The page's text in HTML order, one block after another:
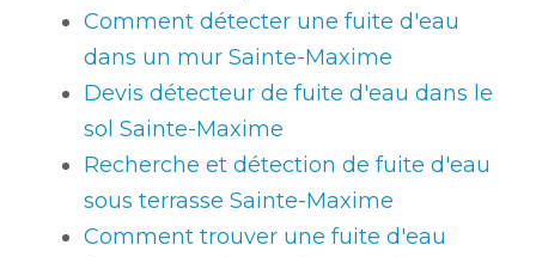
Comment détecter une fuite d'eau
dans un mur Sainte-Maxime
Devis détecteur de fuite d'eau dans le
sol Sainte-Maxime
Recherche et détection de fuite d'eau
sous terrasse Sainte-Maxime
Comment trouver une fuite d'eau